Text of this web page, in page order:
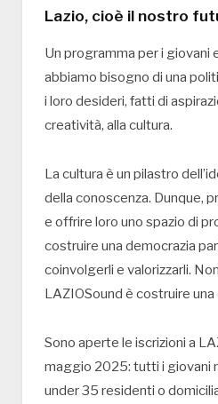
Lazio, cioè il nostro
Un programma per i giovani
abbiamo bisogno di una
i loro desideri, fatti di
creatività, alla cultura.
La cultura è un pilastro
della conoscenza. Dunque,
e offrire loro uno spazio di
costruire una democrazia
coinvolgerli e valorizzarli.
LAZIOSound è costruire
Sono aperte le iscrizioni a
maggio 2025: tutti i giovani
under 35 residenti o